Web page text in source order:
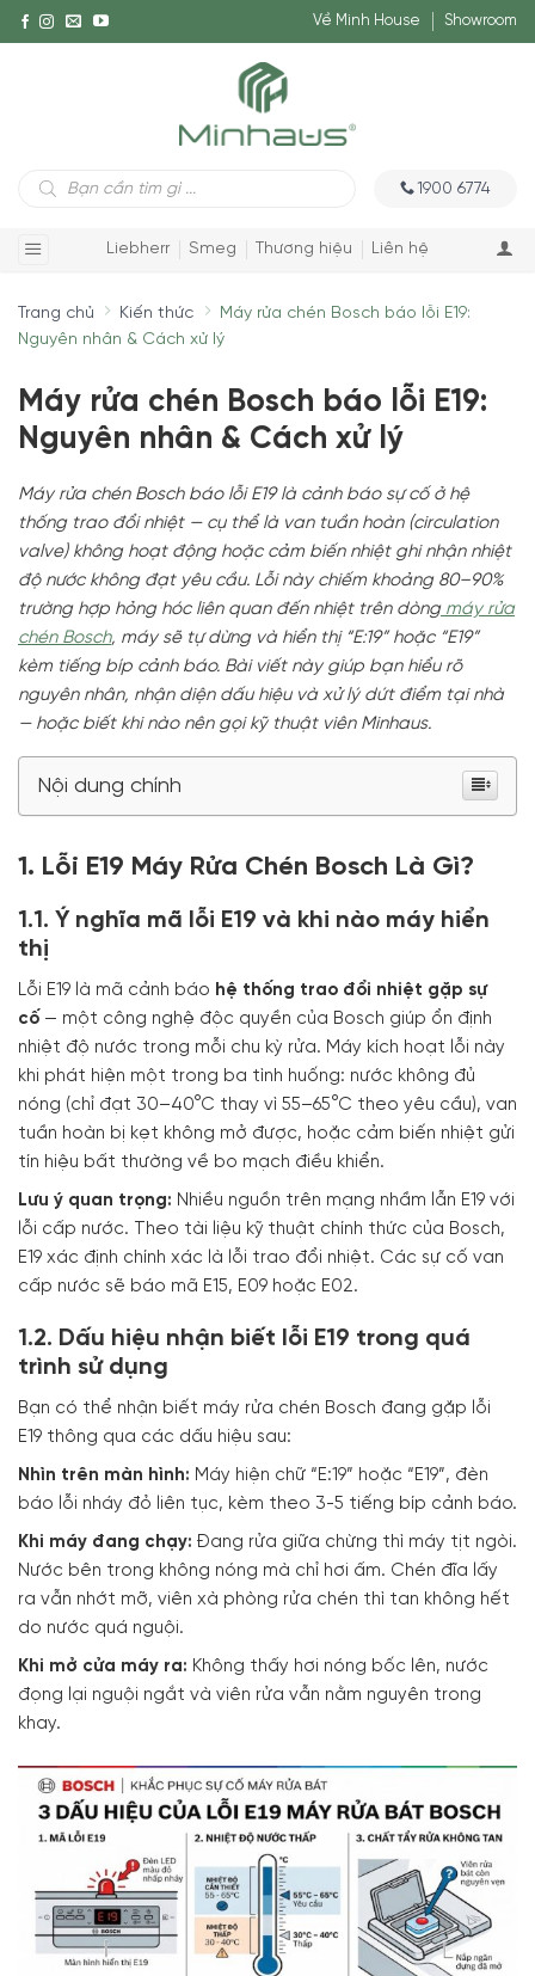
Về Minh House Showroom
Tìm
kiếm
1900 6774
Liebherr Smeg Thương hiệu Liên hệ
Trang chủ Kiến thức
Máy rửa chén Bosch báo lỗi E19:
Nguyên nhân & Cách xử lý
Máy rửa chén Bosch báo lỗi E19:
Nguyên nhân & Cách xử lý
Máy rửa chén Bosch báo lỗi E19 là cảnh báo sự cố ở hệ
thống trao đổi nhiệt — cụ thể là van tuần hoàn (circulation
valve) không hoạt động hoặc cảm biến nhiệt ghi nhận nhiệt
độ nước không đạt yêu cầu. Lỗi này chiếm khoảng 80–90%
trường hợp hỏng hóc liên quan đến nhiệt trên dòng máy rửa
chén Bosch, máy sẽ tự dừng và hiển thị “E:19” hoặc “E19”
kèm tiếng bíp cảnh báo. Bài viết này giúp bạn hiểu rõ
nguyên nhân, nhận diện dấu hiệu và xử lý dứt điểm tại nhà
— hoặc biết khi nào nên gọi kỹ thuật viên Minhaus.
Nội dung chính
1. Lỗi E19 Máy Rửa Chén Bosch Là Gì?
1.1. Ý nghĩa mã lỗi E19 và khi nào máy hiển
thị
Lỗi E19 là mã cảnh báo hệ thống trao đổi nhiệt gặp sự
cố — một công nghệ độc quyền của Bosch giúp ổn định
nhiệt độ nước trong mỗi chu kỳ rửa. Máy kích hoạt lỗi này
khi phát hiện một trong ba tình huống: nước không đủ
nóng (chỉ đạt 30–40°C thay vì 55–65°C theo yêu cầu), van
tuần hoàn bị kẹt không mở được, hoặc cảm biến nhiệt gửi
tín hiệu bất thường về bo mạch điều khiển.
Lưu ý quan trọng: Nhiều nguồn trên mạng nhầm lẫn E19 với
lỗi cấp nước. Theo tài liệu kỹ thuật chính thức của Bosch,
E19 xác định chính xác là lỗi trao đổi nhiệt. Các sự cố van
cấp nước sẽ báo mã E15, E09 hoặc E02.
1.2. Dấu hiệu nhận biết lỗi E19 trong quá
trình sử dụng
Bạn có thể nhận biết máy rửa chén Bosch đang gặp lỗi
E19 thông qua các dấu hiệu sau:
Nhìn trên màn hình: Máy hiện chữ “E:19” hoặc “E19”, đèn
báo lỗi nháy đỏ liên tục, kèm theo 3-5 tiếng bíp cảnh báo.
Khi máy đang chạy: Đang rửa giữa chừng thì máy tịt ngòi.
Nước bên trong không nóng mà chỉ hơi ấm. Chén đĩa lấy
ra vẫn nhớt mỡ, viên xà phòng rửa chén thì tan không hết
do nước quá nguội.
Khi mở cửa máy ra: Không thấy hơi nóng bốc lên, nước
đọng lại nguội ngắt và viên rửa vẫn nằm nguyên trong
khay.